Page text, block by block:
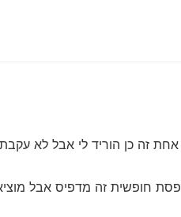
זה כן הוריד לי אבל לא
חופשית זה מדפיס אבל